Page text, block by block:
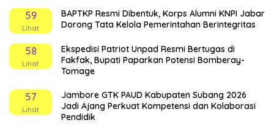
59
Lihat
BAPTKP Resmi Dibentuk, Korps Alumni KNPI Jabar
Dorong Tata Kelola Pemerintahan Berintegritas
58
Lihat
Ekspedisi Patriot Unpad Resmi Bertugas di
Fakfak, Bupati Paparkan Potensi Bomberay-
Tomage
57
Lihat
Jambore GTK PAUD Kabupaten Subang 2026
Jadi Ajang Perkuat Kompetensi dan Kolaborasi
Pendidik